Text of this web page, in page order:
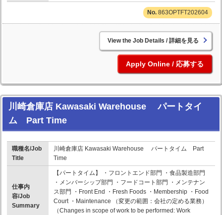
863OPTFT202604
詳細を見る
応募する
川崎倉庫店 Kawasaki Warehouse パートタイ
ム Part Time
職種名/Job
Title
川崎倉庫店 Kawasaki Warehouse パートタイム Part
Time
仕事内
容/Job
Summary
【パートタイム】 ・フロントエンド部門 ・食品製造部門
・メンバーシップ部門 ・フードコート部門 ・メンテナン
ス部門 ・Front End ・Fresh Foods ・Membership ・Food
Court ・Maintenance （変更の範囲：会社の定める業務）
（Changes in scope of work to be performed: Work